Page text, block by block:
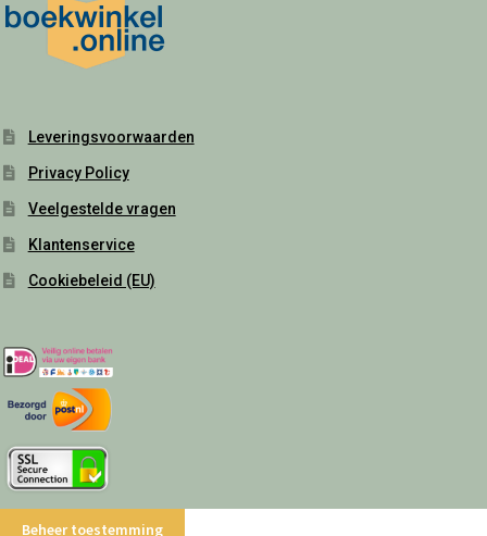
Leveringsvoorwaarden
Privacy Policy
Veelgestelde vragen
Klantenservice
Cookiebeleid (EU)
Beheer toestemming